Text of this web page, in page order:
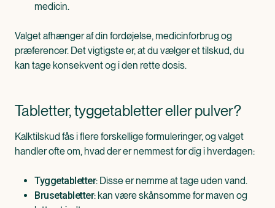
medicin.
Valget afhænger af din fordøjelse, medicinforbrug og
præferencer. Det vigtigste er, at du vælger et tilskud, du
kan tage konsekvent og i den rette dosis.
Tabletter, tyggetabletter eller pulver?
Kalktilskud fås i flere forskellige formuleringer, og valget
handler ofte om, hvad der er nemmest for dig i hverdagen:
Tyggetabletter: Disse er nemme at tage uden vand.
Brusetabletter: kan være skånsomme for maven og